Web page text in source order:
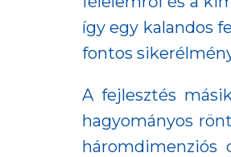
így egy kalandos
fontos
A fejlesztés
hagyományos
háromdimenziós